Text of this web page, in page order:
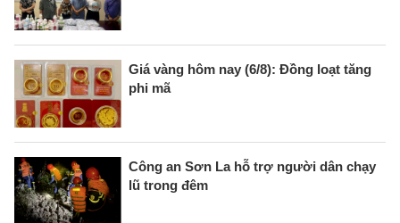
Giá vàng hôm nay (6/8): Đồng loạt tăng
phi mã
Công an Sơn La hỗ trợ người dân chạy
lũ trong đêm